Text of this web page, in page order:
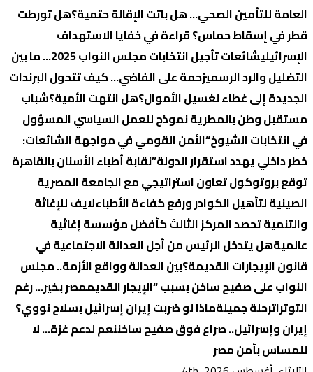
العامة للتأمين الصحي… هل باتت الإقالة حتمية؟هل تورطت
قطر في إسقاط حماس؟ قراءة في خفايا الاستهداف
الإسرائيلي
شائعات تأجيل انتخابات مجلس النواب 2025… ما بين
التضليل والرد الرسميزحمة على الفاضي… كيف تتحول البرندات
الجديدة إلى غطاء لغسيل الأموال؟هل انتهت الأمية؟شباب
مستقبل وطن بالمطرية نموذج للعمل السياسي المسؤول
في انتخابات الشيوخ“الأمن القومي في مواجهة الشائعات:
خطر داخلي يهدد استقرار الدولة”نقابة أطباء الأسنان بالقاهرة
توقع بروتوكول تعاون استراتيجي مع الجامعة المصرية
الصينية لتأهيل الكوادر ورفع كفاءة الأطباءلايف للإغاثة
والتنمية تحصد المركز الثالث كأفضل مؤسسة إغاثية
عالميةهل يتدخل الرئيس من أجل العدالة الاجتماعية في
قانون الإيجارات القديمة؟بين العدالة وواقع الأزمة.. مجلس
النواب على صفيح ساخن بسبب “الإيجار القديممصر بخير… رغم
التوتراترحلة جميلةماذا لو ضربت إيران إسرائيل بسلاح نووي؟
إيران وإسرائيل.. صراع فوق صفيح ساخننعم لدعم غزة… لا
للمساس بأمن مصر